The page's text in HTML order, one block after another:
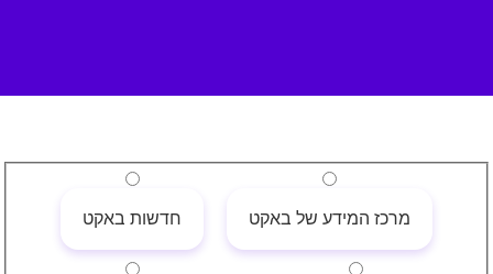
מרכז המידע של באקט חדשות באקט